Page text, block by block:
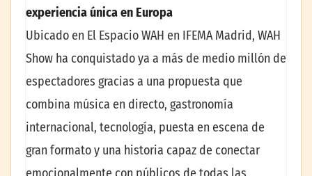
experiencia única en Europa
Ubicado en El Espacio WAH en IFEMA Madrid, WAH
Show ha conquistado ya a más de medio millón de
espectadores gracias a una propuesta que
combina música en directo, gastronomía
internacional, tecnología, puesta en escena de
gran formato y una historia capaz de conectar